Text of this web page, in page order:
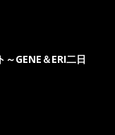
GENE＆ERI二日